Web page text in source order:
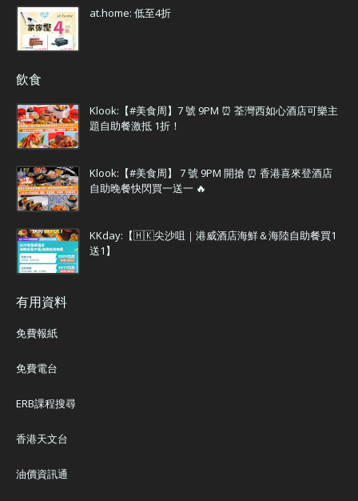
at.home: 低至4折
飲食
Klook:【#美食周】7 號 9PM ⏰ 荃灣西如心酒店可樂主
題自助餐激抵 1折！
Klook:【#美食周】 7 號 9PM 開搶 ⏰ 香港喜來登酒店
自助晚餐快閃買一送一 🔥
KKday:【🇭🇰尖沙咀｜港威酒店海鮮＆海陸自助餐買1
送1】
有用資料
免費報紙
免費電台
ERB課程搜尋
香港天文台
油價資訊通